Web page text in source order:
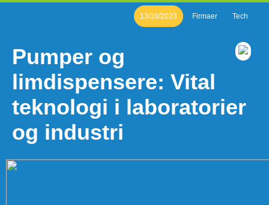
13/10/2023 Firmaer Tech
Pumper og
limdispensere: Vital
teknologi i laboratorier
og industri